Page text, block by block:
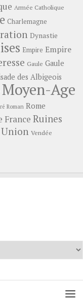
Armée Catholique
Charlemagne
Dynastie
Empire Empire
Gaule Gaule
des Albigeois
Moyen-Age
Roman Rome
France Ruines
Union Vendée